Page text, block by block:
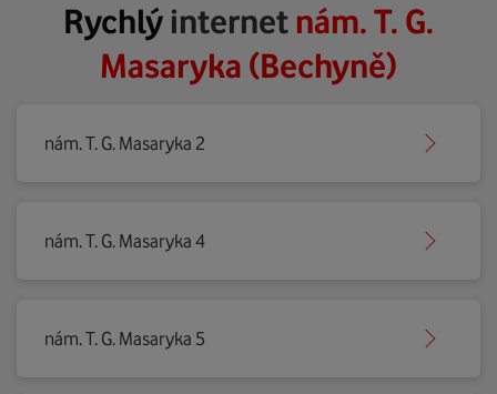
Rychlýinternet nám. T. G.
Masaryka (Bechyně)
nám. T. G. Masaryka 2
nám. T. G. Masaryka 4
nám. T. G. Masaryka 5